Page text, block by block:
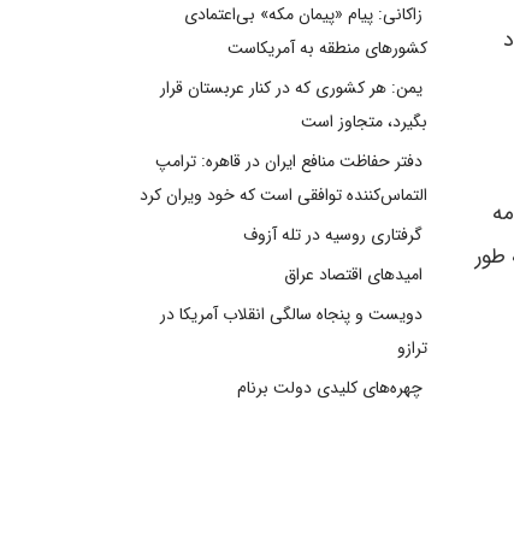
طور
زاکانی: پیام «پیمان مکه» بی‌اعتمادی
کشورهای منطقه به آمریکاست
یمن: هر کشوری که در کنار عربستان قرار
بگیرد، متجاوز است
دفتر حفاظت منافع ایران در قاهره: ترامپ
التماس‌کننده توافقی است که خود ویران کرد
گرفتاری روسیه در تله آزوف
امیدهای اقتصاد عراق
دویست و پنجاه سالگی انقلاب آمریکا در
ترازو
چهره‌های کلیدی دولت برنام